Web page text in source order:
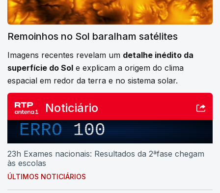
Remoinhos no Sol baralham satélites
Imagens recentes revelam um detalhe inédito da
superfície do Sol e explicam a origem do clima
espacial em redor da terra e no sistema solar.
Noticiário
ERRO100
23h Exames nacionais: Resultados da 2ªfase chegam
às escolas
ÚLTIMOS NOTICIÁRIOS